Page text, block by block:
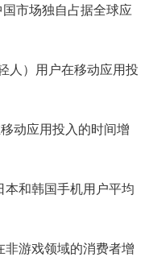
市场独自占据全球应
人）用户在移动应用投
动应用投入的时间增
本和韩国手机用户平均
游戏领域的消费者增